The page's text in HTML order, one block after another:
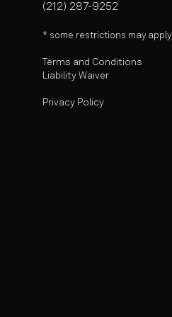
(212) 287-9252
* some restrictions may apply
Terms and Conditions
Liability Waiver
Privacy Policy